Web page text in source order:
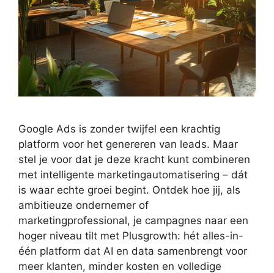
Google Ads is zonder twijfel een krachtig
platform voor het genereren van leads. Maar
stel je voor dat je deze kracht kunt combineren
met intelligente marketingautomatisering – dát
is waar echte groei begint. Ontdek hoe jij, als
ambitieuze ondernemer of
marketingprofessional, je campagnes naar een
hoger niveau tilt met Plusgrowth: hét alles-in-
één platform dat AI en data samenbrengt voor
meer klanten, minder kosten en volledige